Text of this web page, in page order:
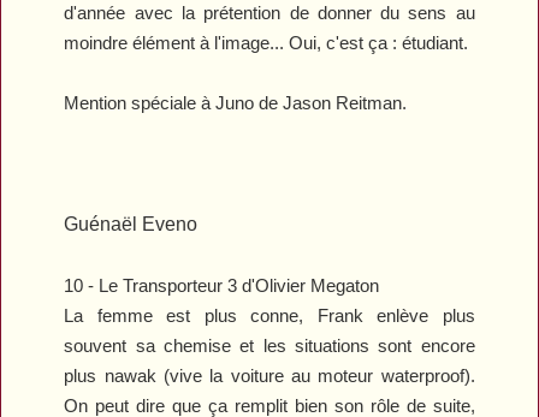
d'année avec la prétention de donner du sens au
moindre élément à l'image... Oui, c'est ça : étudiant.
Mention spéciale àJuno de Jason Reitman.
Guénaël Eveno
10 - Le Transporteur 3 d'Olivier Megaton
La femme est plus conne, Frank enlève plus
souvent sa chemise et les situations sont encore
plus nawak (vive la voiture au moteur waterproof).
On peut dire que ça remplit bien son rôle de suite,